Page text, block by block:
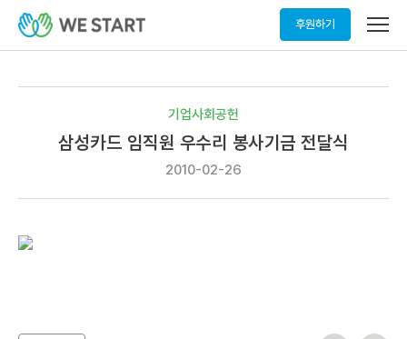
후원하기
메
열
기업사회공헌
삼성카드 임직원 우수리 봉사기금 전달식
2010-02-26